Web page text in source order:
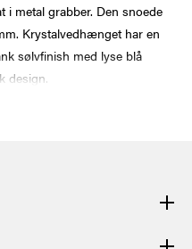
i metal grabber. Den snoede
Krystalvedhænget har en
sølvfinish med lyse blå
design.
og gennemgår mange